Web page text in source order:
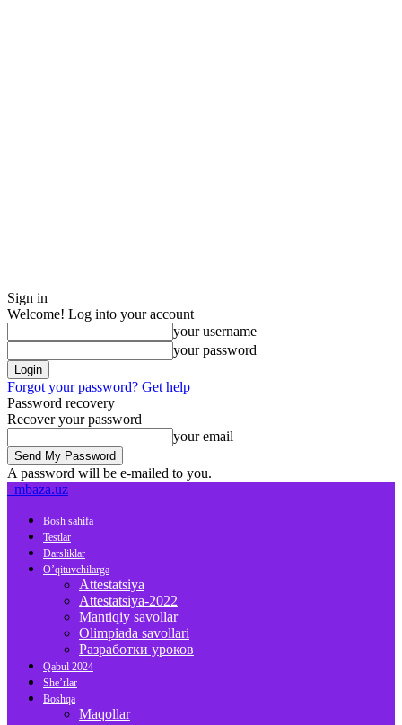
Sign in
Welcome! Log into your account
your username
your password
Forgot your password? Get help
Password recovery
Recover your password
your email
A password will be e-mailed to you.
mbaza.uz
Bosh sahifa
Testlar
Darsliklar
O’qituvchilarga
Attestatsiya
Attestatsiya-2022
Mantiqiy savollar
Olimpiada savollari
Разработки уроков
Qabul 2024
She’rlar
Boshqa
Maqollar